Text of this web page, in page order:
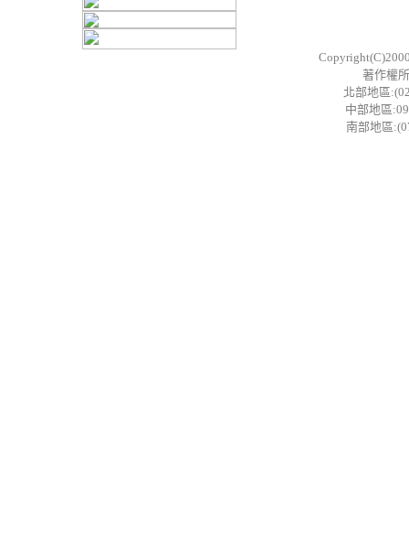
著作權
北部地區
中部地區
南部地區